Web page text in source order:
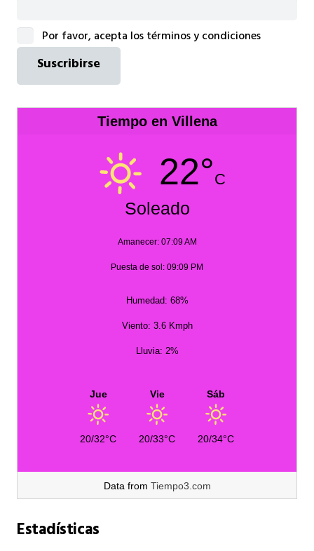
Por favor, acepta los términos y condiciones
Tiempo en Villena
22°C
Soleado
Amanecer: 07:09 AM
Puesta de sol: 09:09 PM
Humedad: 68%
Viento: 3.6 Kmph
Lluvia: 2%
Jue
20/32°C
Vie
20/33°C
Sáb
20/34°C
Data from Tiempo3.com
Estadísticas